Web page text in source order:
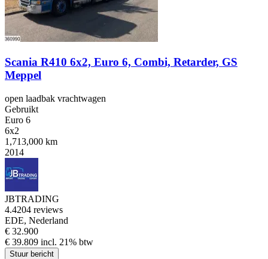
Scania R410 6x2, Euro 6, Combi, Retarder, GS
Meppel
open laadbak vrachtwagen
Gebruikt
Euro 6
6x2
1,713,000 km
2014
JBTRADING
4.4204 reviews
EDE, Nederland
€ 32.900
€ 39.809 incl. 21% btw
Stuur bericht